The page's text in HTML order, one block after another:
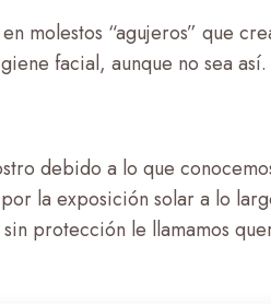
molestos “agujeros” que
facial, aunque no sea así.
debido a lo que
la exposición solar a lo
protección le llamamos